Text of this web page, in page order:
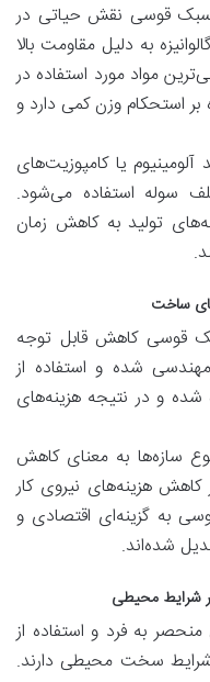
سبک قوسی نقش حیاتی در
به دلیل مقاومت بالا
مواد مورد استفاده در
استحکام وزن کمی دارد و
یا کامپوزیت‌های
سوله استفاده می‌شود.
تولید به کاهش زمان
ساخت
قوسی کاهش قابل توجه
شده و استفاده از
و در نتیجه هزینه‌های
سازه‌ها به معنای کاهش
هزینه‌های نیروی کار
به گزینه‌ای اقتصادی و
شده‌اند.
شرایط محیطی
به فرد و استفاده از
شرایط سخت محیطی دارند.